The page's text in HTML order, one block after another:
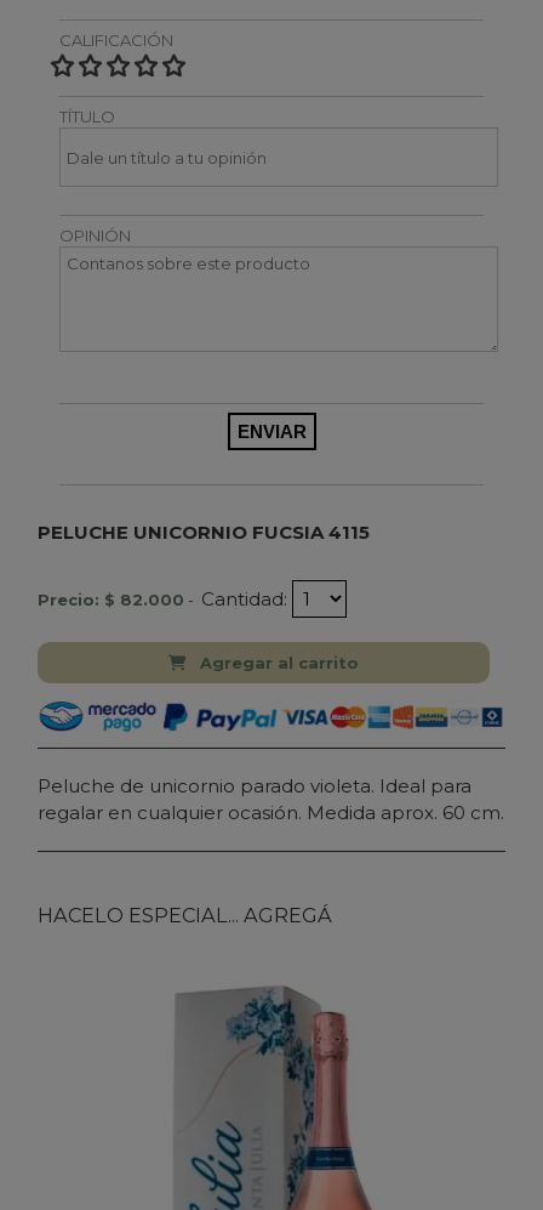
CALIFICACIÓN
TÍTULO
OPINIÓN
PELUCHE UNICORNIO FUCSIA 4115
Precio: $ 82.000 - Cantidad:
Agregar al carrito
Peluche de unicornio parado violeta. Ideal para
regalar en cualquier ocasión. Medida aprox. 60 cm.
HACELO ESPECIAL... AGREGÁ